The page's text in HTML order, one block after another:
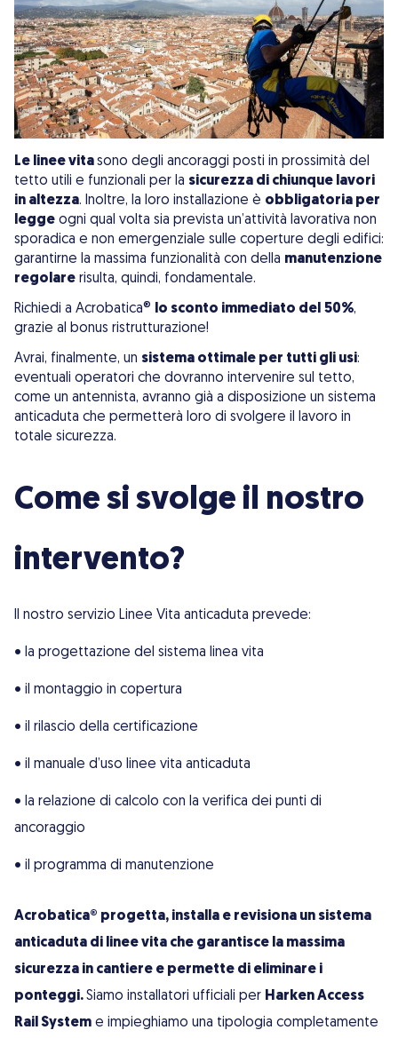
Le linee vitasono degli ancoraggi posti in prossimità del
tetto utili e funzionali per la sicurezza di chiunque lavori
in altezza. Inoltre, la loro installazione è obbligatoria per
legge ogni qual volta sia prevista un’attività lavorativa non
sporadica e non emergenziale sulle coperture degli edifici:
garantirne la massima funzionalità con della manutenzione
regolare risulta, quindi, fondamentale.
Richiedi a Acrobatica® lo sconto immediato del 50%,
grazie al bonus ristrutturazione!
Avrai, finalmente, un sistema ottimale per tutti gli usi:
eventuali operatori che dovranno intervenire sul tetto,
come un antennista, avranno già a disposizione un sistema
anticaduta che permetterà loro di svolgere il lavoro in
totale sicurezza.
Come si svolge il nostro
intervento?
Il nostro servizio Linee Vita anticaduta prevede:
• la progettazione del sistema linea vita
• il montaggio in copertura
• il rilascio della certificazione
• il manuale d’uso linee vita anticaduta
• la relazione di calcolo con la verifica dei punti di
ancoraggio
• il programma di manutenzione
Acrobatica® progetta, installa e revisiona un sistema
anticaduta di linee vita che garantisce la massima
sicurezza in cantiere e permette di eliminare i
ponteggi.Siamo installatori ufficiali per Harken Access
Rail System e impieghiamo una tipologia completamente